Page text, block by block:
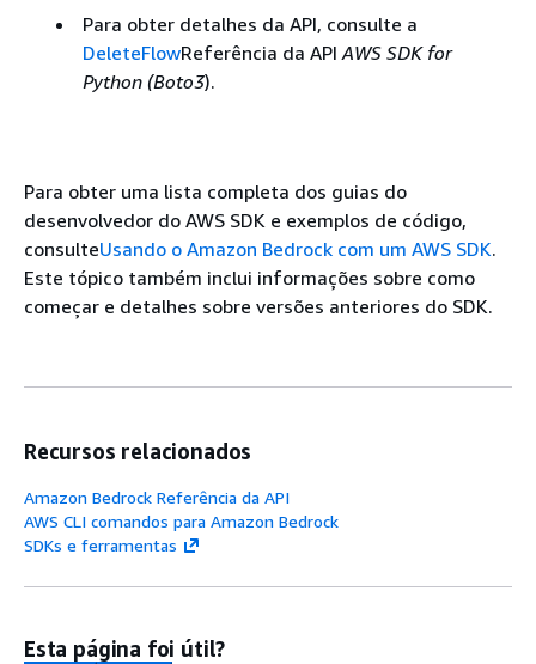
Para obter detalhes da API, consulte a
DeleteFlowReferência da APIAWS SDK for
Python (Boto3).
Para obter uma lista completa dos guias do
desenvolvedor do AWS SDK e exemplos de código,
consulteUsando o Amazon Bedrock com um AWS SDK.
Este tópico também inclui informações sobre como
começar e detalhes sobre versões anteriores do SDK.
Recursos relacionados
Amazon Bedrock Referência da API
AWS CLI comandos para Amazon Bedrock
SDKs e ferramentas
Esta página foi útil?